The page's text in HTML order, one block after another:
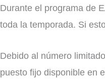
Durante el programa de
toda la temporada. Si
Debido al número
puesto fijo disponible en